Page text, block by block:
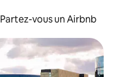
Partez-vous un Airbnb